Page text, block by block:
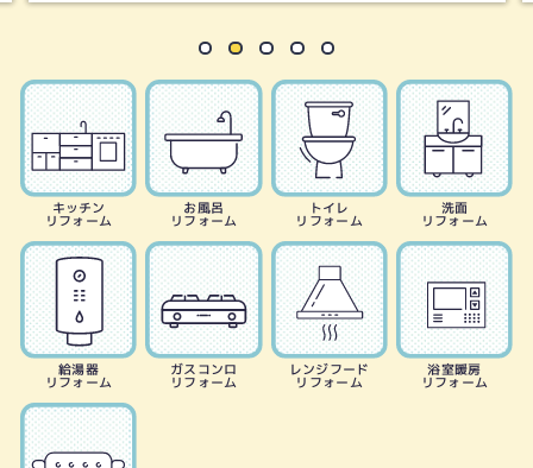
キッチン
リフォーム
お風呂
リフォーム
トイレ
リフォーム
洗面
リフォーム
給湯器
リフォーム
ガスコンロ
リフォーム
レンジフード
リフォーム
浴室暖房
リフォーム